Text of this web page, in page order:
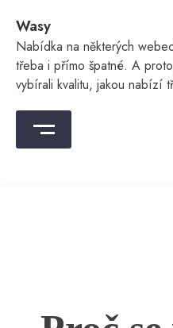
content
Wasy
Nabídka na některých
třeba i přímo špatné. A
vybírali kvalitu, jakou nabízí